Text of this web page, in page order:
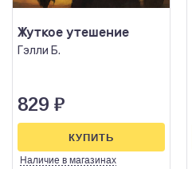
Жуткое утешение
Гэлли Б.
829 ₽
Наличие в магазинах
КУПИТЬ